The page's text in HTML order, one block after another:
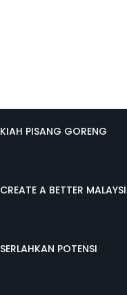
KIAH PISANG GORENG
CREATE A BETTER
SERLAHKAN POTENSI